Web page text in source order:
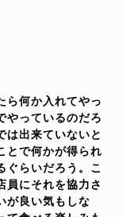
ら何か入れてやっ
やっているのだろ
は出来ていないと
とで何かが得られ
ぐらいだろう。こ
員にそれを協力さ
が良い気もしな